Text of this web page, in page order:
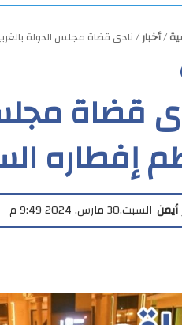
/أخبار/نادى قضاة مجلس الدولة
قضاة
إفطاره
أيمن السبت,30 مارس, 2024 9:49 م